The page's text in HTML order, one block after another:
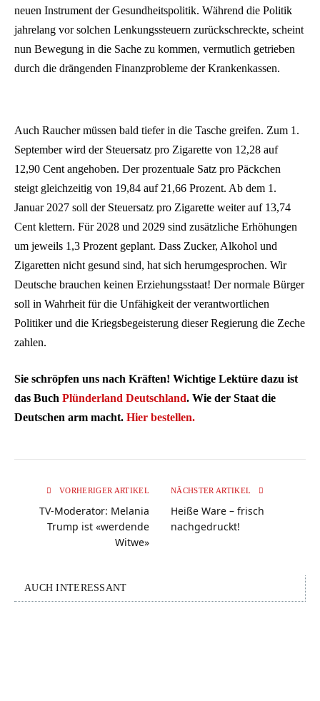
neuen Instrument der Gesundheitspolitik. Während die Politik
jahrelang vor solchen Lenkungssteuern zurückschreckte, scheint
nun Bewegung in die Sache zu kommen, vermutlich getrieben
durch die drängenden Finanzprobleme der Krankenkassen.
Auch Raucher müssen bald tiefer in die Tasche greifen. Zum 1.
September wird der Steuersatz pro Zigarette von 12,28 auf
12,90 Cent angehoben. Der prozentuale Satz pro Päckchen
steigt gleichzeitig von 19,84 auf 21,66 Prozent. Ab dem 1.
Januar 2027 soll der Steuersatz pro Zigarette weiter auf 13,74
Cent klettern. Für 2028 und 2029 sind zusätzliche Erhöhungen
um jeweils 1,3 Prozent geplant. Dass Zucker, Alkohol und
Zigaretten nicht gesund sind, hat sich herumgesprochen. Wir
Deutsche brauchen keinen Erziehungsstaat! Der normale Bürger
soll in Wahrheit für die Unfähigkeit der verantwortlichen
Politiker und die Kriegsbegeisterung dieser Regierung die Zeche
zahlen.
Sie schröpfen uns nach Kräften! Wichtige Lektüre dazu ist
das Buch Plünderland Deutschland. Wie der Staat die
Deutschen arm macht. Hier bestellen.
VORHERIGER ARTIKEL
TV-Moderator: Melania
Trump ist «werdende
Witwe»
NÄCHSTER ARTIKEL
Heiße Ware – frisch
nachgedruckt!
AUCH INTERESSANT